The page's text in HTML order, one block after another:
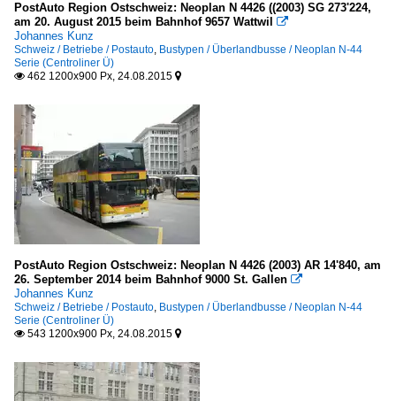
PostAuto Region Ostschweiz: Neoplan N 4426 ((2003) SG 273'224,
am 20. August 2015 beim Bahnhof 9657 Wattwil

Johannes Kunz
Schweiz / Betriebe / Postauto, Bustypen / Überlandbusse / Neoplan N-44
Serie (Centroliner Ü)
 462 1200x900 Px, 24.08.2015 
PostAuto Region Ostschweiz: Neoplan N 4426 (2003) AR 14'840, am
26. September 2014 beim Bahnhof 9000 St. Gallen 
Johannes Kunz
Schweiz / Betriebe / Postauto, Bustypen / Überlandbusse / Neoplan N-44
Serie (Centroliner Ü)
 543 1200x900 Px, 24.08.2015 